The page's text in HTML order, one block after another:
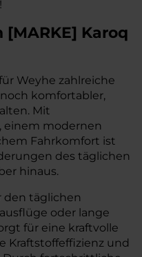
[MARKE] Karoq
Weyhe zahlreiche
komfortabler,
Mit
einem modernen
Fahrkomfort ist
des täglichen
hinaus.
den täglichen
oder lange
für eine kraftvolle
Kraftstoffeffizienz und